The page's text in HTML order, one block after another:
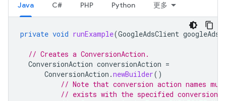
Java C# PHP Python 更多
private void runExample(GoogleAdsClient
// Creates a ConversionAction.
ConversionAction conversionAction =
ConversionAction .newBuilder()
// Note that conversion action names
// exists with the specified